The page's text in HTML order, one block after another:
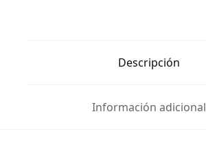
Descripción
Información adicional